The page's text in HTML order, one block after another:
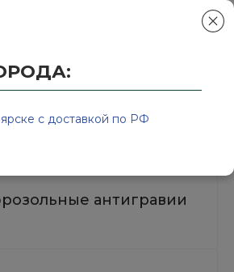
- магазин лакокрасочной продукции и
для автомобиля
антигравии
с доставкой по РФ